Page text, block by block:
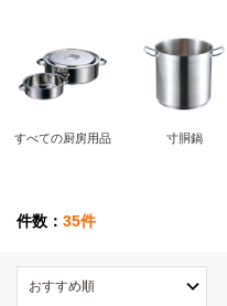
すべての厨房用品 寸胴鍋
件数： 35件